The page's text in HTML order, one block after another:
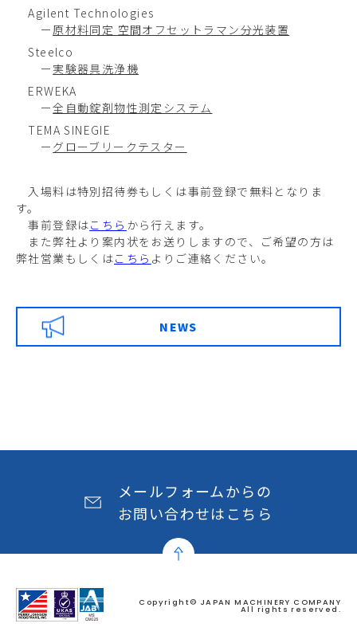
Agilent Technologies
ー 原材料同定 空間オフセットラマン分光装置
Steelco
ー 実験器具洗浄機
ERWEKA
ー全自動錠剤物性測定システム
TEMA SINEGIE
ー グローブリークテスター
入場料は特別招待券もしくは事前登録で無料となりま
す。
事前登録はこちら から行えます。
また弊社より案内状をお送りしますので、ご希望の方は
弊社営業もしくはこちら よりご連絡ください。
NEWS
メールフォームからの
お問い合わせはこちら
Copyright© JAPAN MACHINERY COMPANY
All rights reserved.